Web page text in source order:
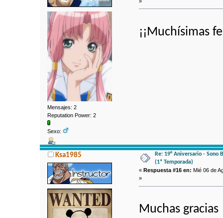
Mensajes: 2
Reputation Power: 2
Sexo:
¡¡Muchísimas
Ksa1985
Re: 19° Aniversario - Sono
(1ª Temporada)
«Respuesta #16 en: Mié 06 de
»
Muchas